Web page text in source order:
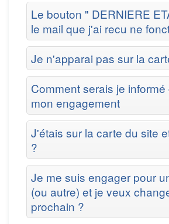
Le bouton " DERNIERE
le mail que j'ai recu ne
Je n'apparai pas sur la
Comment serais je
mon engagement
J'étais sur la carte du site
?
Je me suis engager pour
(ou autre) et je veux
prochain ?